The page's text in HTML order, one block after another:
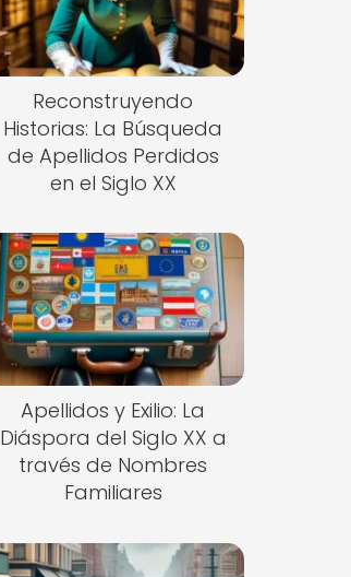
Reconstruyendo
Historias: La Búsqueda
de Apellidos Perdidos
en el Siglo XX
Apellidos y Exilio: La
Diáspora del Siglo XX a
través de Nombres
Familiares